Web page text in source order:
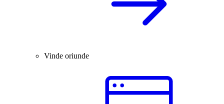
Vinde oriunde